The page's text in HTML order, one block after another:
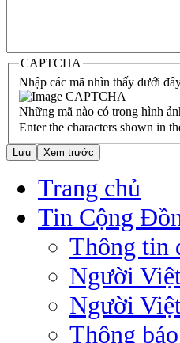
CAPTCHA
Nhập các mã nhìn thấy dưới
Những mã nào có trong hình
Enter the characters shown in
Trang chủ
Tin Cộng
Thông tin
Người
Người
Thông